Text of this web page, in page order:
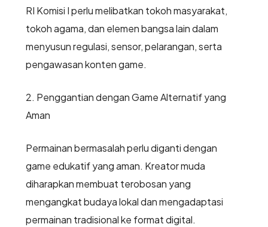
RI Komisi I perlu melibatkan tokoh masyarakat,
tokoh agama, dan elemen bangsa lain dalam
menyusun regulasi, sensor, pelarangan, serta
pengawasan konten game.
2. Penggantian dengan Game Alternatif yang
Aman
Permainan bermasalah perlu diganti dengan
game edukatif yang aman. Kreator muda
diharapkan membuat terobosan yang
mengangkat budaya lokal dan mengadaptasi
permainan tradisional ke format digital.